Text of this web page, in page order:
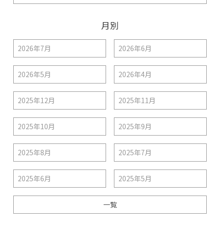
月別
2026年7月 2026年6月
2026年5月 2026年4月
2025年12月 2025年11月
2025年10月 2025年9月
2025年8月 2025年7月
2025年6月 2025年5月
一覧